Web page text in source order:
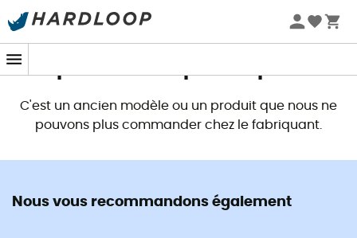
Promos d'été 🔥 -5 % EXTRA dès 2 produits* code Summer5
C'est un ancien modèle ou un produit que nous ne
pouvons plus commander chez le fabriquant.
Nous vous recommandons également